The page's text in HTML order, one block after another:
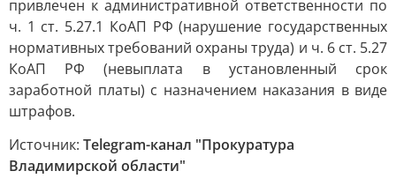
привлечен к административной ответственности по
ч. 1 ст. 5.27.1 КоАП РФ (нарушение государственных
нормативных требований охраны труда) и ч. 6 ст. 5.27
КоАП РФ (невыплата в установленный срок
заработной платы) с назначением наказания в виде
штрафов.
Источник: Telegram-канал "Прокуратура
Владимирской области"